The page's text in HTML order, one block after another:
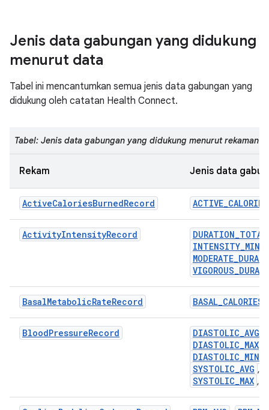
Jenis data gabungan yang didukung
menurut data
Tabel ini mencantumkan semua jenis data gabungan yang
didukung oleh catatan Health Connect.
Tabel: Jenis data gabungan yang didukung menurut rekaman
Rekam Jenis data
ActiveCaloriesBurnedRecord
ActivityIntensityRecord
DURATION_TOTAL
BasalMetabolicRateRecord
BloodPressureRecord DIASTOLIC_AVG
DIASTOLIC_MAX
DIASTOLIC_MIN
SYSTOLIC_AVG ,
SYSTOLIC_MAX ,